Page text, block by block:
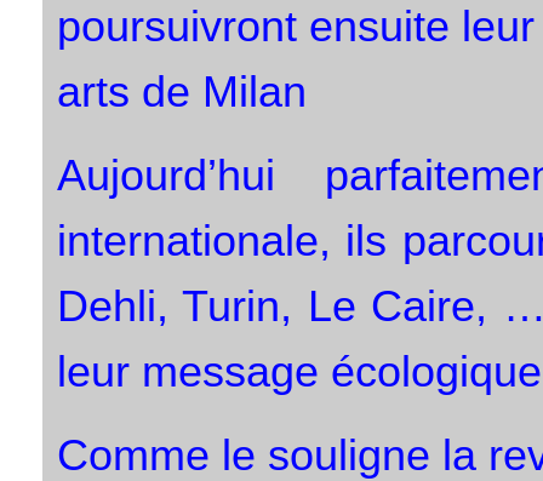
poursuivront ensuite
arts de Milan
Aujourd’hui
internationale, ils
Dehli, Turin, Le Caire,
leur message
Comme le souligne la